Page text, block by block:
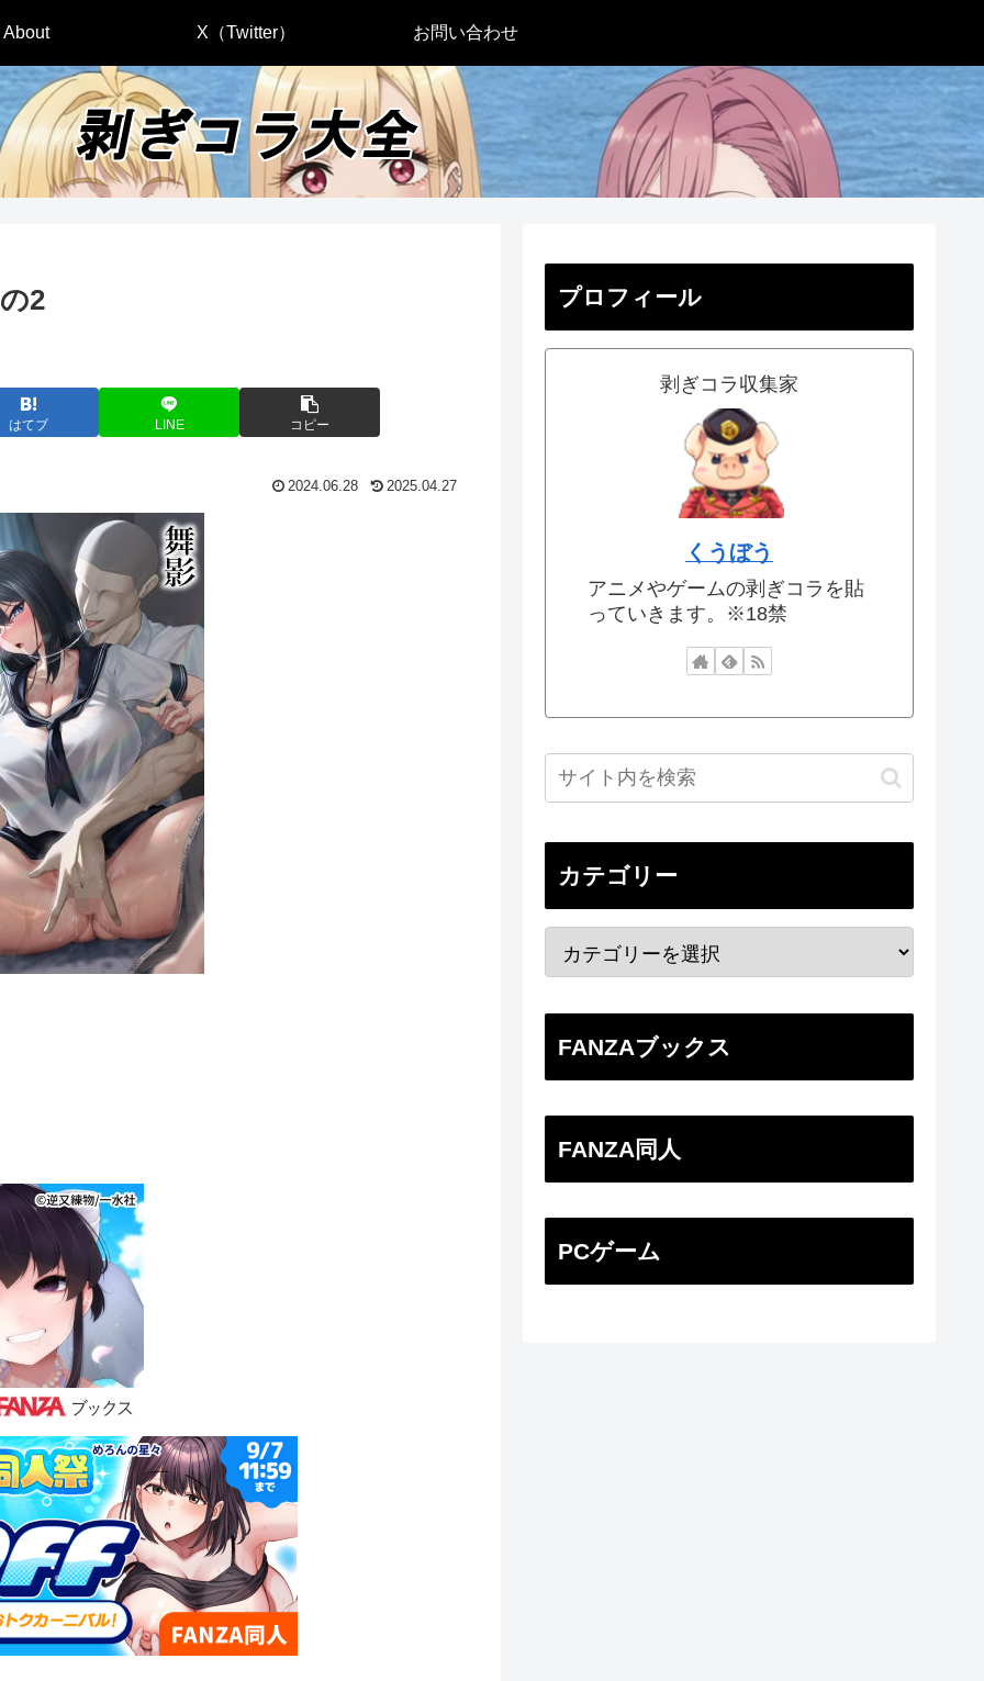
About X（Twitter） お問い合わせ
2
はてブ LINE コピー
2024.06.28 2025.04.27
プロフィール
剥ぎコラ収集家
くうぼう
アニメやゲームの剥ぎコラを貼
っていきます。※18禁
カテゴリー
FANZAブックス
FANZA同人
PCゲーム